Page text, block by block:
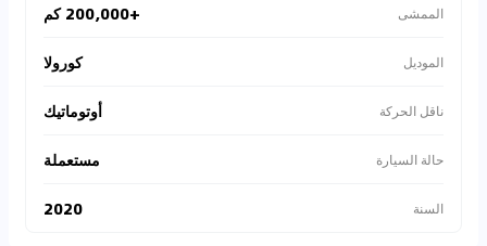
الممشى +200,000 كم
الموديل كورولا
ناقل الحركة أوتوماتيك
حالة السيارة مستعملة
السنة 2020